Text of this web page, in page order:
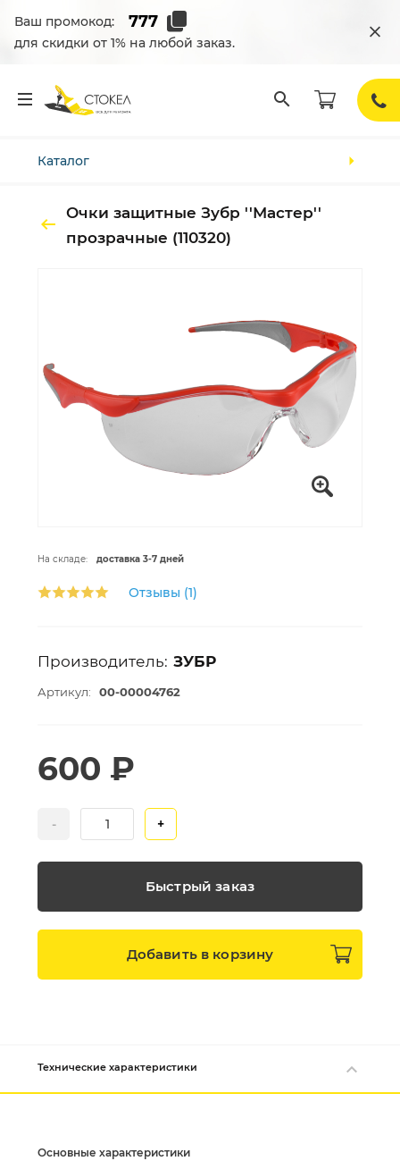
Ваш промокод:
для скидки от 1% на любой заказ.
Каталог
Очки защитные Зубр ''Мастер''
прозрачные (110320)
На складе: доставка 3-7 дней
Отзывы (1)
Производитель: ЗУБР
Артикул: 00-00004762
- +
600 ₽
Быстрый заказ
Добавить в корзину
Технические характеристики
Основные характеристики